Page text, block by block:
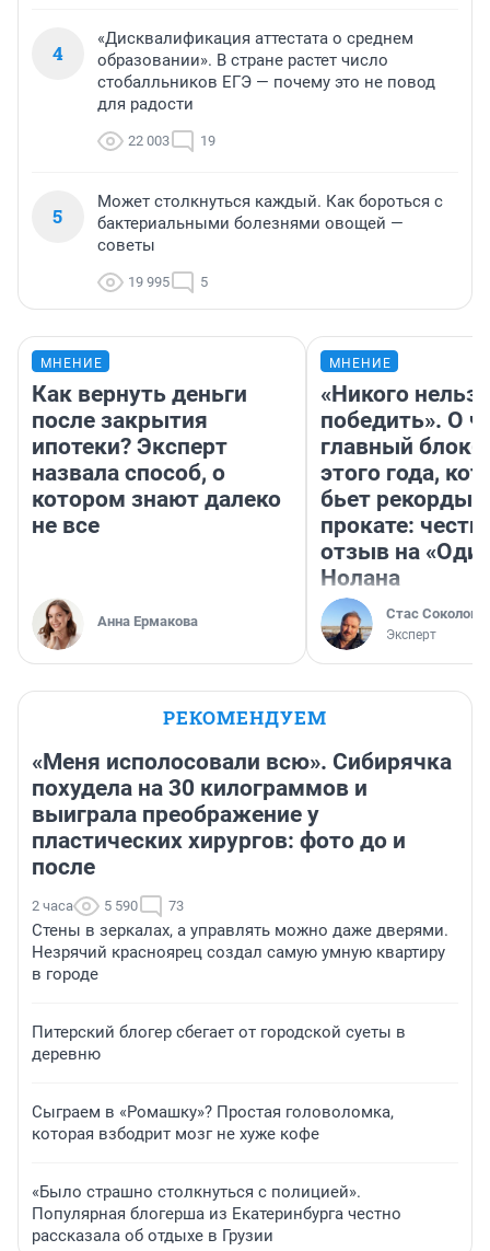
4
«Дисквалификация аттестата о среднем
образовании». В стране растет число
стобалльников ЕГЭ — почему это не повод
для радости
22 003 19
5
Может столкнуться каждый. Как бороться с
бактериальными болезнями овощей —
советы
19 995 5
МНЕНИЕ
Как вернуть деньги
после закрытия
ипотеки? Эксперт
назвала способ, о
котором знают далеко
не все
Анна Ермакова
МНЕНИЕ
«Никого нельзя
победить». О
главный
этого года,
бьет рекорды в
прокате:
отзыв на
Нолана
Стас Соколов
Эксперт
РЕКОМЕНДУЕМ
«Меня исполосовали всю». Сибирячка
похудела на 30 килограммов и
выиграла преображение у
пластических хирургов: фото до и
после
2 часа 5 590 73
Стены в зеркалах, а управлять можно даже дверями.
Незрячий красноярец создал самую умную квартиру
в городе
Питерский блогер сбегает от городской суеты в
деревню
Сыграем в «Ромашку»? Простая головоломка,
которая взбодрит мозг не хуже кофе
«Было страшно столкнуться с полицией».
Популярная блогерша из Екатеринбурга честно
рассказала об отдыхе в Грузии